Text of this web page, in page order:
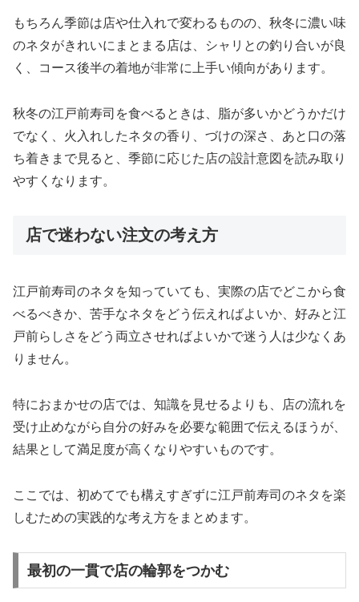
もちろん季節は店や仕入れで変わるものの、秋冬に濃い味
のネタがきれいにまとまる店は、シャリとの釣り合いが良
く、コース後半の着地が非常に上手い傾向があります。
秋冬の江戸前寿司を食べるときは、脂が多いかどうかだけ
でなく、火入れしたネタの香り、づけの深さ、あと口の落
ち着きまで見ると、季節に応じた店の設計意図を読み取り
やすくなります。
店で迷わない注文の考え方
江戸前寿司のネタを知っていても、実際の店でどこから食
べるべきか、苦手なネタをどう伝えればよいか、好みと江
戸前らしさをどう両立させればよいかで迷う人は少なくあ
りません。
特におまかせの店では、知識を見せるよりも、店の流れを
受け止めながら自分の好みを必要な範囲で伝えるほうが、
結果として満足度が高くなりやすいものです。
ここでは、初めてでも構えすぎずに江戸前寿司のネタを楽
しむための実践的な考え方をまとめます。
最初の一貫で店の輪郭をつかむ